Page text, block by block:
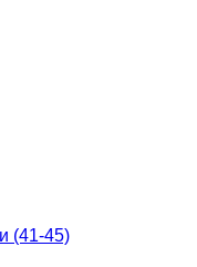
(41-45)